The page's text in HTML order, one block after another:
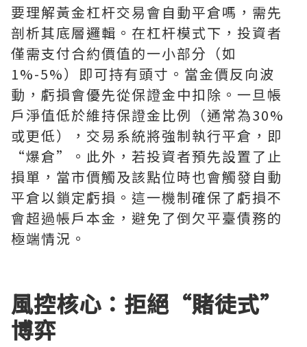
要理解黃金杠杆交易會自動平倉嗎，需先
剖析其底層邏輯。在杠杆模式下，投資者
僅需支付合約價值的一小部分（如
1%-5%）即可持有頭寸。當金價反向波
動，虧損會優先從保證金中扣除。一旦帳
戶淨值低於維持保證金比例（通常為30%
或更低），交易系統將強制執行平倉，即
“爆倉”。此外，若投資者預先設置了止
損單，當市價觸及該點位時也會觸發自動
平倉以鎖定虧損。這一機制確保了虧損不
會超過帳戶本金，避免了倒欠平臺債務的
極端情況。
風控核心：拒絕“賭徒式”
博弈